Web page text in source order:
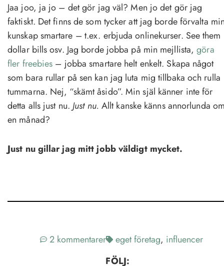
Jaa joo, ja jo – det gör jag väl? Men jo det gör jag
faktiskt. Det finns de som tycker att jag borde förvalta
kunskap smartare – t.ex. erbjuda onlinekurser. See them
dollar bills osv. Jag borde jobba på min mejllista,göra
fler freebies – jobba smartare helt enkelt. Skapa något
som bara rullar på sen kan jag luta mig tillbaka och rulla
tummarna. Nej, “skämt åsido”. Min själ känner inte för
detta alls just nu. Just nu. Allt kanske känns annorlunda
en månad?
Just nu gillar jag mitt jobb väldigt mycket.
2 kommentarer eget företag, influencer
FÖLJ: